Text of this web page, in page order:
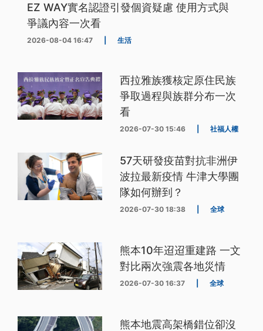
EZ WAY實名認證引發個資疑慮 使用方式與
爭議內容一次看
2026-08-04 16:47 生活
西拉雅族獲核定原住民族
爭取過程與族群分布一次
看
2026-07-30 15:46 社福人權
57天研發疫苗對抗非洲伊
波拉最新疫情 牛津大學團
隊如何辦到？
2026-07-30 18:38 全球
熊本10年迢迢重建路 一文
對比兩次強震各地災情
2026-07-30 16:37 全球
熊本地震高架橋錯位卻沒